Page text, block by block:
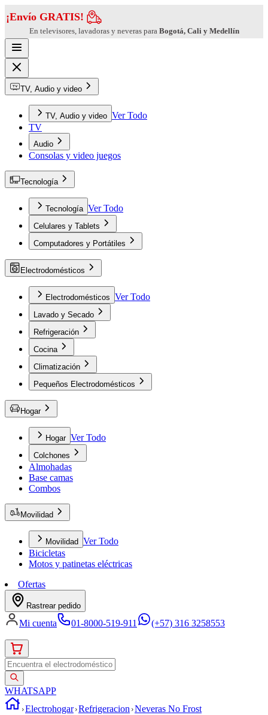
¡Envío GRATIS!
En televisores, lavadoras y neveras para Bogotá, Cali y Medellín
TV, Audio y video
TV, Audio y video Ver Todo
TV
Audio
Consolas y video juegos
Tecnología
Tecnología Ver Todo
Celulares y Tablets
Computadores y Portátiles
Electrodomésticos
Electrodomésticos Ver Todo
Lavado y Secado
Refrigeración
Cocina
Climatización
Pequeños Electrodomésticos
Hogar
Hogar Ver Todo
Colchones
Almohadas
Base camas
Combos
Movilidad
Movilidad Ver Todo
Bicicletas
Motos y patinetas eléctricas
Ofertas
Rastrear pedido
Mi cuenta 01-8000-519-911 (+57) 316 3258553
WHATSAPP
Electrohogar Refrigeracion Neveras No Frost